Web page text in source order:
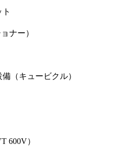
ナー）
（キュービクル）
600V）